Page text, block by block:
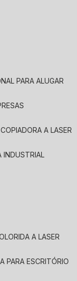
PARA ALUGAR
A LASER
INDUSTRIAL
A LASER
PARA ESCRITÓRIO